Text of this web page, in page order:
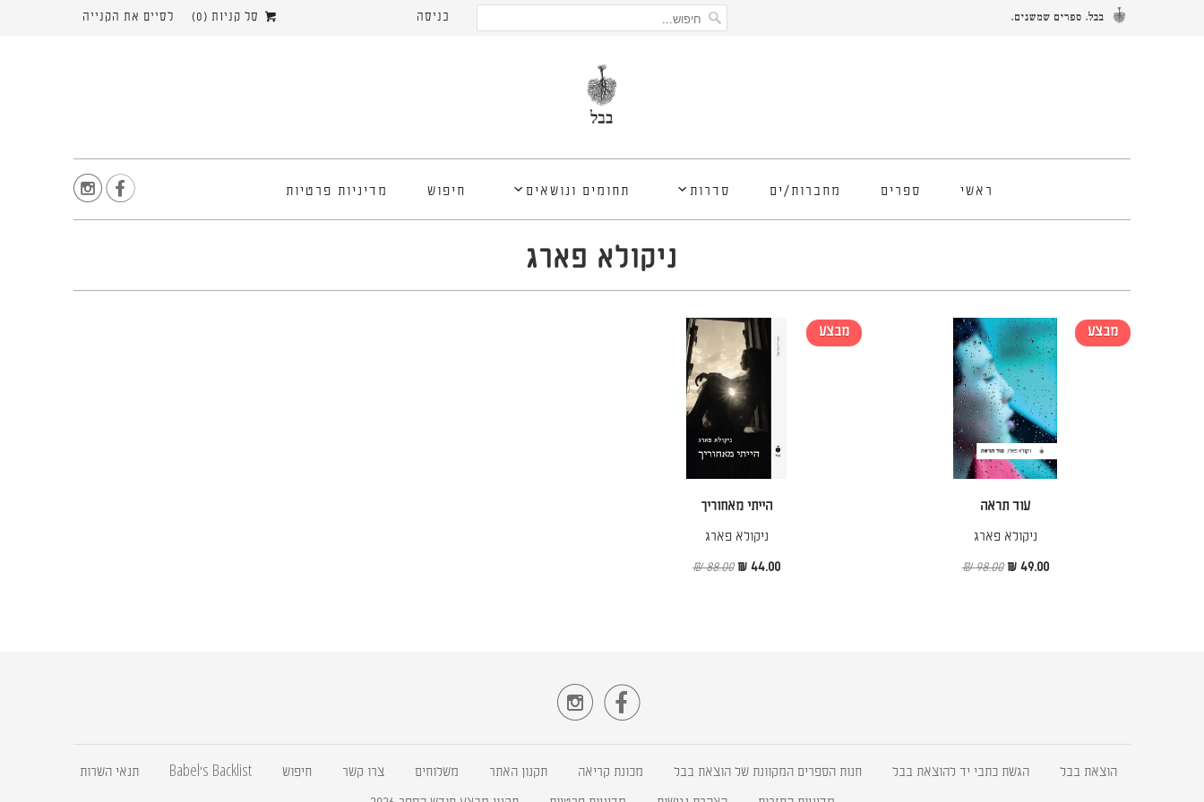
כניסה לסיים את הקנייה סל קניות ( 0
)

 ראשי ספרים מחברות/ים סדרות תחומים ונושאים חיפוש מדיניות פרטיות
ניקולא פארג
עוד תראה
ניקולא פארג
49.00 ₪
98.00 ₪
מבצע
הייתי מאחוריך
ניקולא פארג
44.00 ₪
88.00 ₪
מבצע


הוצאת בבל הגשת כתבי יד להוצאת בבל חנות הספרים המקוונת של הוצאת בבל מכונת קריאה תקנון האתר משלוחים צרו קשר חיפוש Babel's Backlist
תנאי השרות